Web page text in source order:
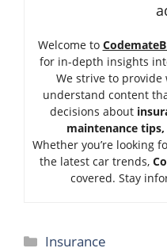
Welcome to
for in-depth insights
We strive to provide
understand content
decisions about
maintenance
Whether you’re looking
the latest car trends,
covered. Stay
Categories
Insurance